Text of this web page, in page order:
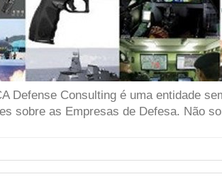
Defense Consulting é uma entidade
sobre as Empresas de Defesa. Não